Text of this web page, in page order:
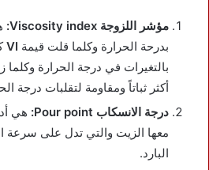
مؤشر اللزوجة Viscosity index:
بدرحة الحرارة وكلما قلت قيمة VI
بالتغيرات في درجة الحرارة وكلما
أكثر ثباتاً ومقاومة لتقلبات درجة
درجة الانسكاب Pour point:
هي
معها الزيت والتي تدل على سرعة
البارد.